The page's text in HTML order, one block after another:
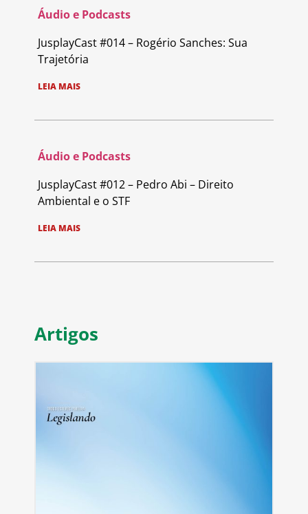
Áudio e Podcasts
JusplayCast #014 – Rogério Sanches: Sua
Trajetória
LEIA MAIS
Áudio e Podcasts
JusplayCast #012 – Pedro Abi – Direito
Ambiental e o STF
LEIA MAIS
Artigos